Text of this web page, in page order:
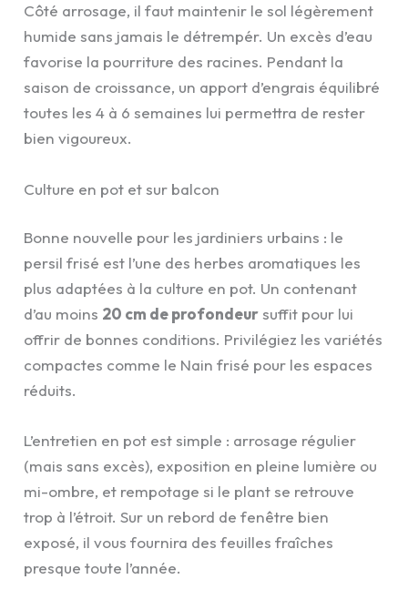
Côté arrosage, il faut maintenir le sol légèrement
humide sans jamais le détrempér. Un excès d’eau
favorise la pourriture des racines. Pendant la
saison de croissance, un apport d’engrais équilibré
toutes les 4 à 6 semaines lui permettra de rester
bien vigoureux.
Culture en pot et sur balcon
Bonne nouvelle pour les jardiniers urbains : le
persil frisé est l’une des herbes aromatiques les
plus adaptées à la culture en pot. Un contenant
d’au moins 20 cm de profondeursuffit pour lui
offrir de bonnes conditions. Privilégiez les variétés
compactes comme le Nain frisé pour les espaces
réduits.
L’entretien en pot est simple : arrosage régulier
(mais sans excès), exposition en pleine lumière ou
mi-ombre, et rempotage si le plant se retrouve
trop à l’étroit. Sur un rebord de fenêtre bien
exposé, il vous fournira des feuilles fraîches
presque toute l’année.